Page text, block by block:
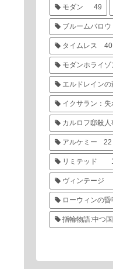
モダン 49
ブルームバロウ
タイムレス 40
モダンホライゾ
エルドレインの
イクサラン：
カルロフ邸殺人
アルケミー 22
リミテッド
ヴィンテージ
ローウィンの昏
指輪物語:中つ